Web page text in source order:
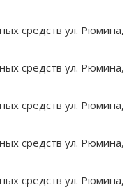
средств ул. Рюмина,
средств ул. Рюмина,
средств ул. Рюмина,
средств ул. Рюмина,
средств ул. Рюмина,